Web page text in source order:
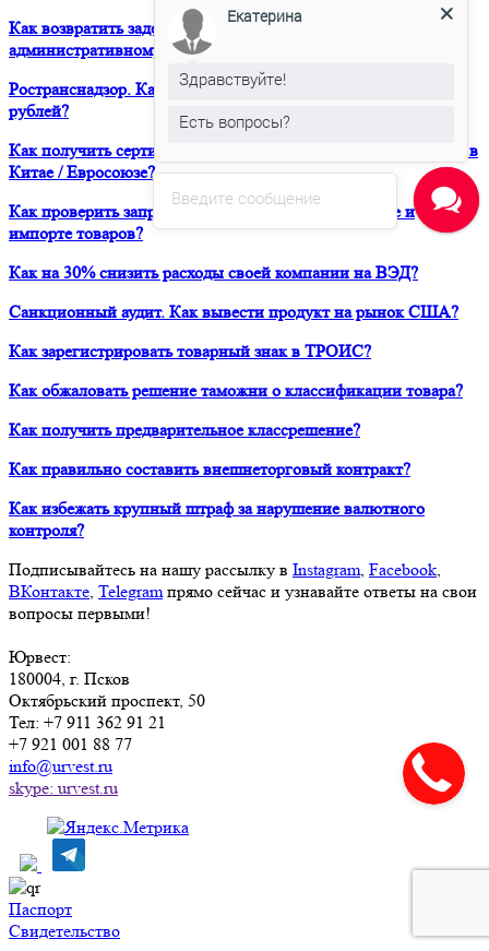
Как возвратить задержанный таможней товар по
административному делу?
Ространснадзор. Как избежать штрафа в размере 200 000
рублей?
Как получить сертификат о форс-мажорных обстоятельствах в
Китае / Евросоюзе?
Как проверить запреты и ограничения при транзите и
импорте товаров?
Как на 30% снизить расходы своей компании на ВЭД?
Санкционный аудит. Как вывести продукт на рынок США?
Как зарегистрировать товарный знак в ТРОИС?
Как обжаловать решение таможни о классификации товара?
Как получить предварительное классрешение?
Как правильно составить внешнеторговый контракт?
Как избежать крупный штраф за нарушение валютного
контроля?
Подписывайтесь на нашу рассылку в Instagram, Facebook,
ВКонтакте, Telegramпрямо сейчас и узнавайте ответы на свои
вопросы первыми!
Юрвест:
180004, г. Псков
Октябрьский проспект, 50
Тел: +7 911 362 91 21
+7 921 001 88 77
info@urvest.ru
skype: urvest.ru
Паспорт
Свидетельство
Введите сообщение
Екатерина
Здравствуйте!
Есть вопросы?